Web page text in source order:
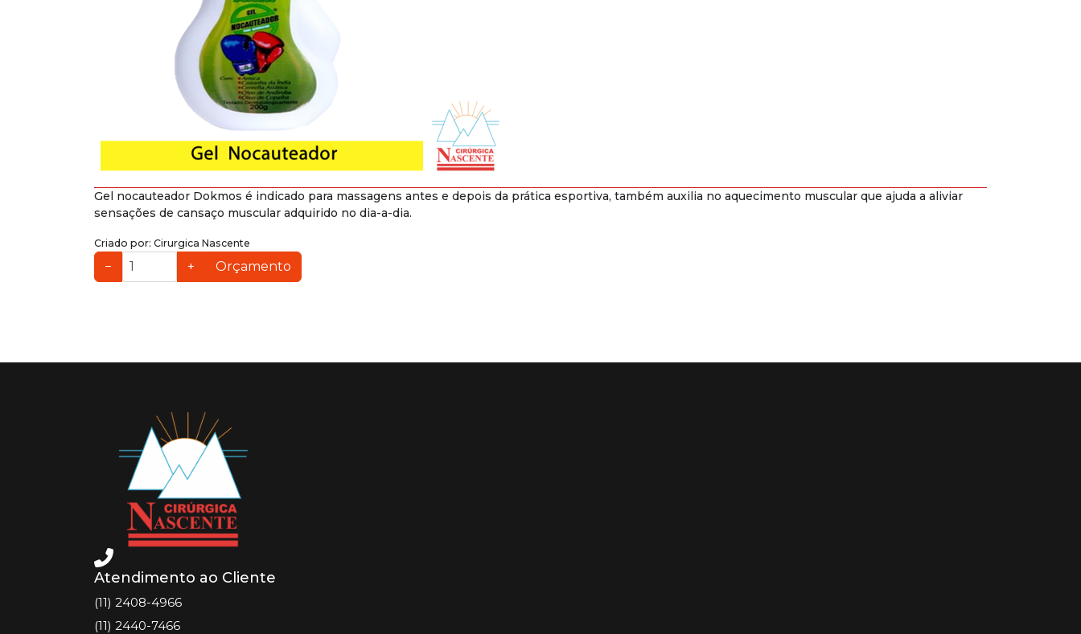
Gel nocauteador Dokmos é indicado para massagens antes e depois da prática esportiva, também auxilia no aquecimento muscular que ajuda a aliviar
sensações de cansaço muscular adquirido no dia-a-dia.
Criado por: Cirurgica Nascente
− + Orçamento
Atendimento ao Cliente
(11) 2408-4966
(11) 2440-7466